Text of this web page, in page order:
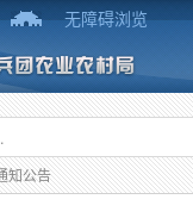
无障碍浏览
知公告